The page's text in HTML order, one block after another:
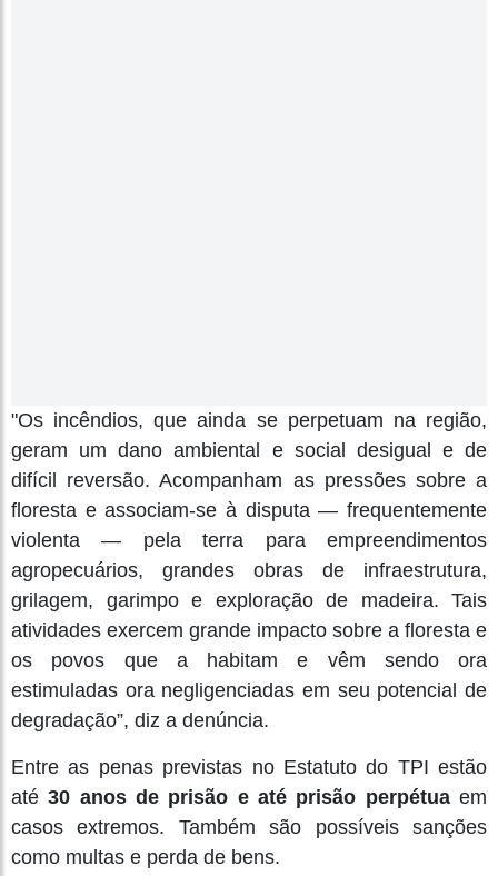
"Os incêndios, que ainda se perpetuam na região,
geram um dano ambiental e social desigual e de
difícil reversão. Acompanham as pressões sobre a
floresta e associam-se à disputa — frequentemente
violenta — pela terra para empreendimentos
agropecuários, grandes obras de infraestrutura,
grilagem, garimpo e exploração de madeira. Tais
atividades exercem grande impacto sobre a floresta e
os povos que a habitam e vêm sendo ora
estimuladas ora negligenciadas em seu potencial de
degradação”, diz a denúncia.
Entre as penas previstas no Estatuto do TPI estão
até30 anos de prisão e até prisão perpétuaem
casos extremos. Também são possíveis sanções
como multas e perda de bens.